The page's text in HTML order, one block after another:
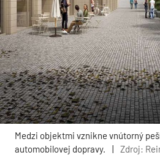
Medzi objektmi vznikne vnútorný
automobilovej dopravy.
| Zdroj: